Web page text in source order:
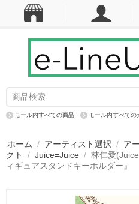
モール内すべての商品 モール内すべての
ホーム / アーティスト選択 / ア
クト
/ Juice=Juice / 林仁愛
ィギュアスタンドキーホルダー』